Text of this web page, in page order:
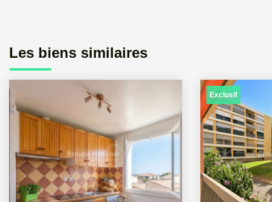
Les biens similaires
Exclusif